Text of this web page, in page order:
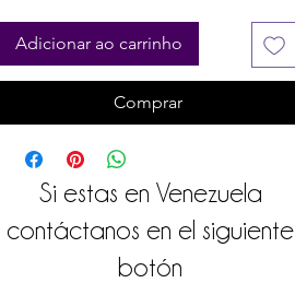
Adicionar ao carrinho
Comprar
Si estas en Venezuela
contáctanos en el siguiente
botón